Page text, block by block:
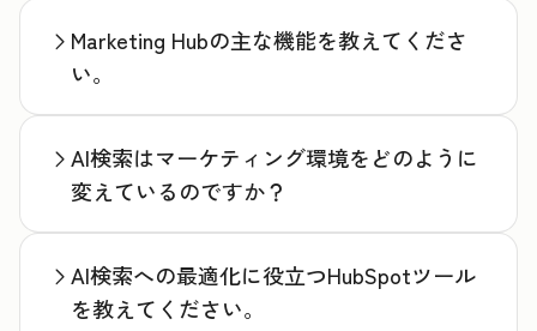
Marketing Hubの主な機能を教えてくださ
い。
AI検索はマーケティング環境をどのように
変えているのですか？
AI検索への最適化に役立つHubSpotツール
を教えてください。